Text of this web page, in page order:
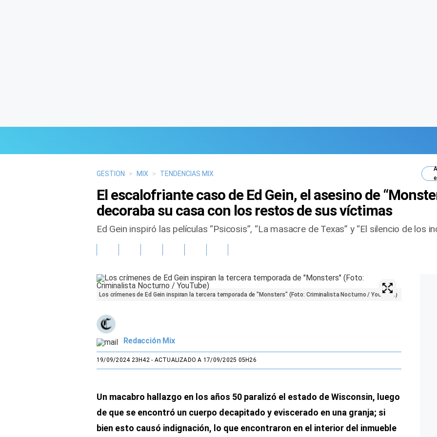
GESTION > MIX > TENDENCIAS MIX
El escalofriante caso de Ed Gein, el asesino de
decoraba su casa con los restos de sus víctimas
Ed Gein inspiró las películas “Psicosis”, “La masacre de Texas” y “El silencio de los
Los crímenes de Ed Gein inspiran la tercera temporada de "Monsters" (Foto: Criminalista Nocturno / YouTube)
Redacción Mix
19/09/2024 23H42- ACTUALIZADO A 17/09/2025 05H26
Un macabro hallazgo en los años 50 paralizó el estado de Wisconsin, luego
de que se encontró un cuerpo decapitado y eviscerado en una granja; si
bien esto causó indignación, lo que encontraron en el interior del inmueble